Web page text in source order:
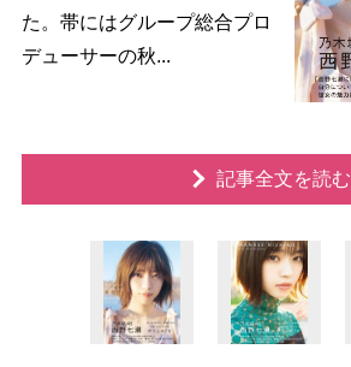
た。帯にはグループ総合プロ
デューサーの秋...
記事全文を読む